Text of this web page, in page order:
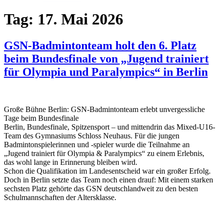
Tag: 17. Mai 2026
GSN-Badmintonteam holt den 6. Platz
beim Bundesfinale von „Jugend trainiert
für Olympia und Paralympics“ in Berlin
Große Bühne Berlin: GSN-Badmintonteam erlebt unvergessliche
Tage beim Bundesfinale
Berlin, Bundesfinale, Spitzensport – und mittendrin das Mixed-U16-
Team des Gymnasiums Schloss Neuhaus. Für die jungen
Badmintonspielerinnen und -spieler wurde die Teilnahme an
„Jugend trainiert für Olympia & Paralympics“ zu einem Erlebnis,
das wohl lange in Erinnerung bleiben wird.
Schon die Qualifikation im Landesentscheid war ein großer Erfolg.
Doch in Berlin setzte das Team noch einen drauf: Mit einem starken
sechsten Platz gehörte das GSN deutschlandweit zu den besten
Schulmannschaften der Altersklasse.